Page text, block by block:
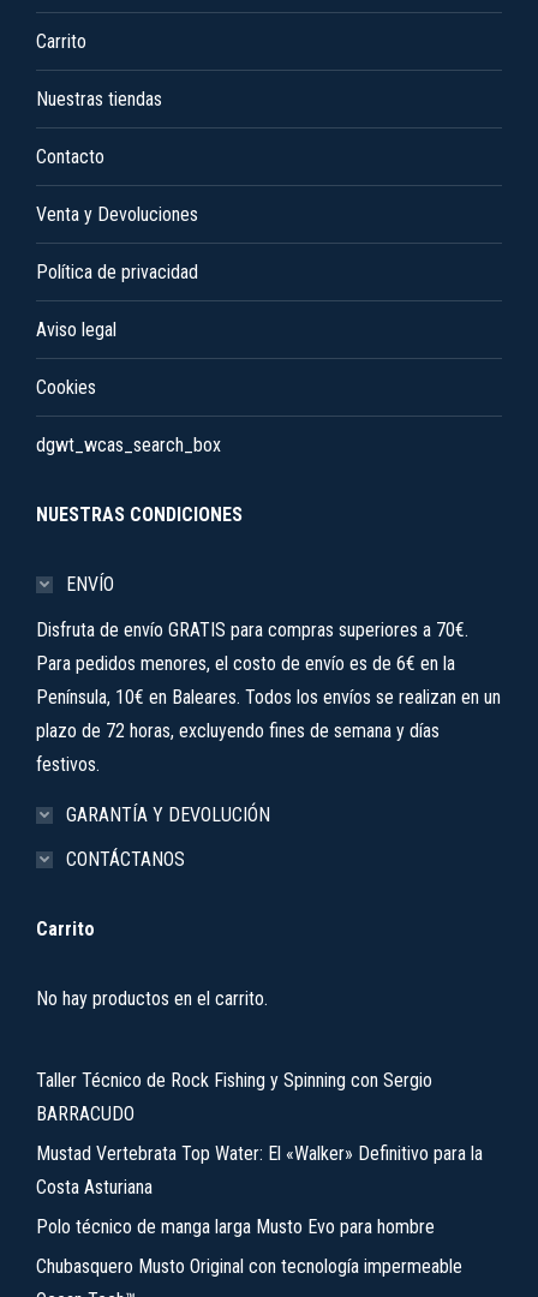
Carrito
Nuestras tiendas
Contacto
Venta y Devoluciones
Política de privacidad
Aviso legal
Cookies
dgwt_wcas_search_box
NUESTRAS CONDICIONES
ENVÍO
Disfruta de envío GRATIS para compras superiores a 70€.
Para pedidos menores, el costo de envío es de 6€ en la
Península, 10€ en Baleares. Todos los envíos se realizan en un
plazo de 72 horas, excluyendo fines de semana y días
festivos.
GARANTÍA Y DEVOLUCIÓN
CONTÁCTANOS
Carrito
No hay productos en el carrito.
Taller Técnico de Rock Fishing y Spinning con Sergio
BARRACUDO
Mustad Vertebrata Top Water: El «Walker» Definitivo para la
Costa Asturiana
Polo técnico de manga larga Musto Evo para hombre
Chubasquero Musto Original con tecnología impermeable